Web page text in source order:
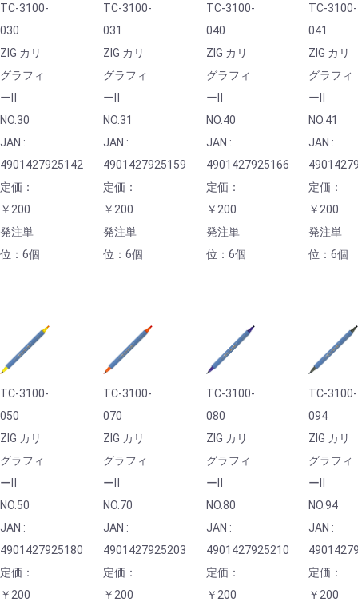
TC-3100-
030
ZIG カリ
グラフィ
ーⅡ
NO.30
JAN :
4901427925142
定価：
￥200
発注単
位：6個
TC-3100-
031
ZIG カリ
グラフィ
ーⅡ
NO.31
JAN :
4901427925159
定価：
￥200
発注単
位：6個
TC-3100-
040
ZIG カリ
グラフィ
ーⅡ
NO.40
JAN :
4901427925166
定価：
￥200
発注単
位：6個
TC-3100-
041
ZIG カリ
グラフィ
ーⅡ
NO.41
JAN :
定価：
￥200
発注単
位：6個
TC-3100-
050
ZIG カリ
グラフィ
ーⅡ
NO.50
JAN :
4901427925180
定価：
￥200
TC-3100-
070
ZIG カリ
グラフィ
ーⅡ
NO.70
JAN :
4901427925203
定価：
￥200
TC-3100-
080
ZIG カリ
グラフィ
ーⅡ
NO.80
JAN :
4901427925210
定価：
￥200
TC-3100-
094
ZIG カリ
グラフィ
ーⅡ
NO.94
JAN :
定価：
￥200